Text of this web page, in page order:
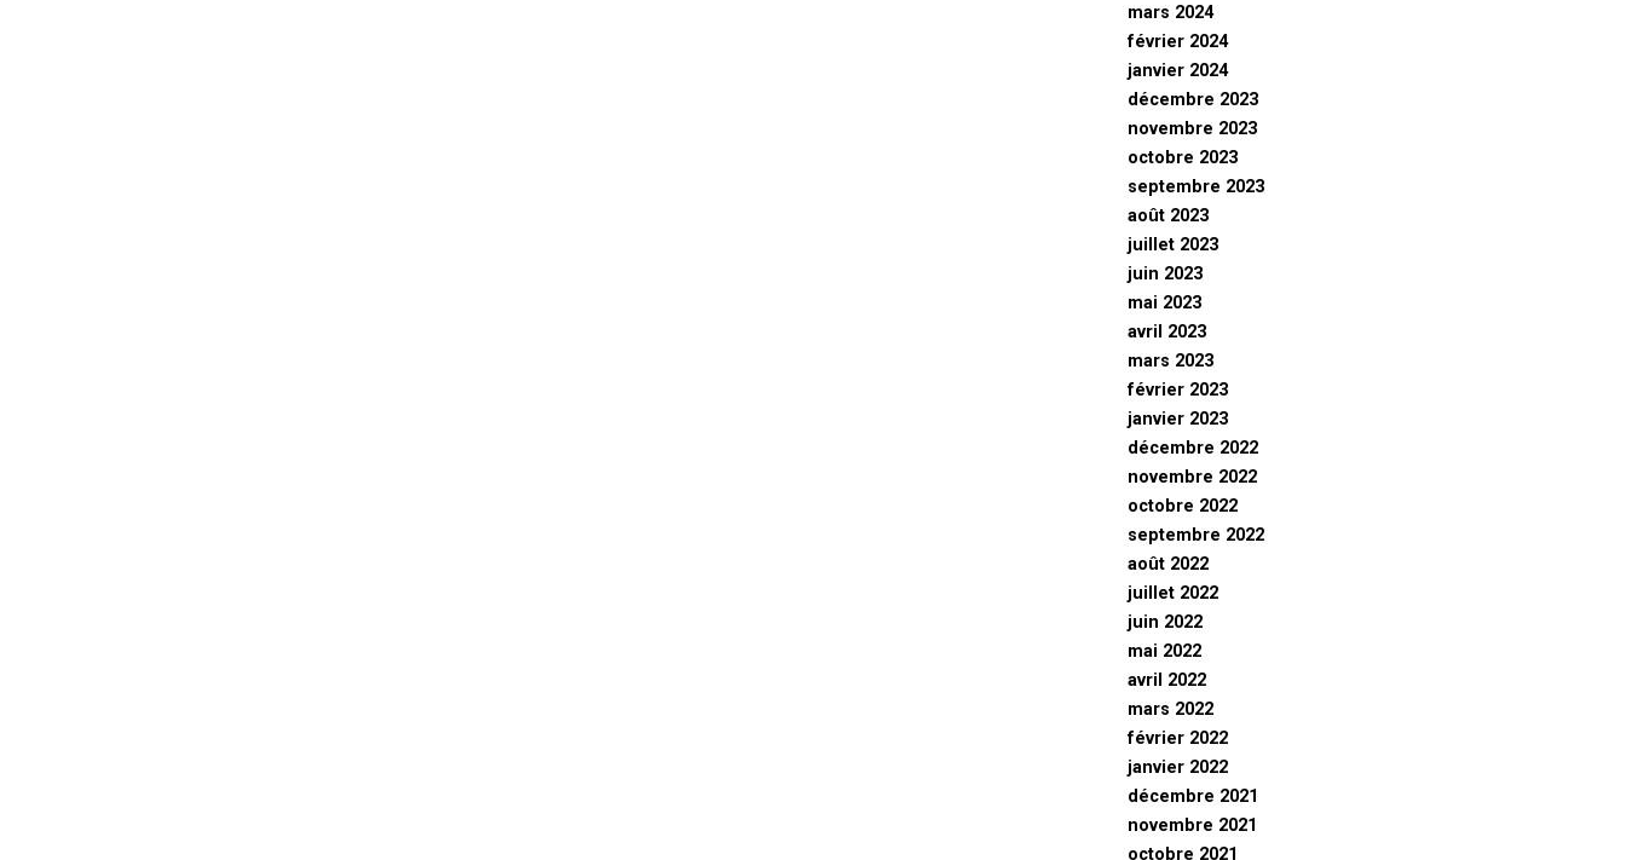
mars 2024
février 2024
janvier 2024
décembre 2023
novembre 2023
octobre 2023
septembre 2023
août 2023
juillet 2023
juin 2023
mai 2023
avril 2023
mars 2023
février 2023
janvier 2023
décembre 2022
novembre 2022
octobre 2022
septembre 2022
août 2022
juillet 2022
juin 2022
mai 2022
avril 2022
mars 2022
février 2022
janvier 2022
décembre 2021
novembre 2021
octobre 2021